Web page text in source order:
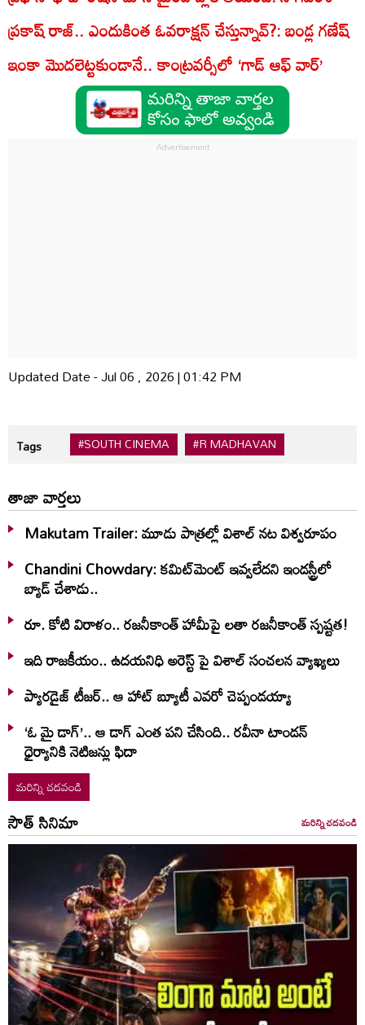
ప్రకాష్ రాజ్.. ఎందుకింత ఓవరాక్షన్ చేస్తున్నావ్?: బండ్ల గణేష్
ఇంకా మొదలెట్టకుండానే.. కాంట్రవర్సీలో ‘గాడ్ ఆఫ్ వార్’
Updated Date - Jul 06 , 2026 | 01:42 PM
Tags #SOUTH CINEMA #R MADHAVAN
తాజా వార్తలు
Makutam Trailer: మూడు పాత్రల్లో విశాల్ నట విశ్వరూపం
Chandini Chowdary: కమిట్‌మెంట్ ఇవ్వలేదని ఇండస్ట్రీలో
బ్యాడ్ చేశాడు..
రూ. కోటి విరాళం.. రజనీకాంత్ హామీపై లతా రజనీకాంత్ స్పష్టత!
ఇది రాజకీయం.. ఉదయనిధి అరెస్ట్ పై విశాల్ సంచలన వ్యాఖ్యలు
ప్యారడైజ్ టీజర్.. ఆ హాట్ బ్యూటీ ఎవరో చెప్పండయ్యా
‘ఓ మై డాగ్’.. ఆ డాగ్ ఎంత పని చేసింది.. రవీనా టాండన్
ధైర్యానికి నెటిజన్లు ఫిదా
మరిన్ని చదవండి
సౌత్ సినిమా మరిన్ని చదవండి